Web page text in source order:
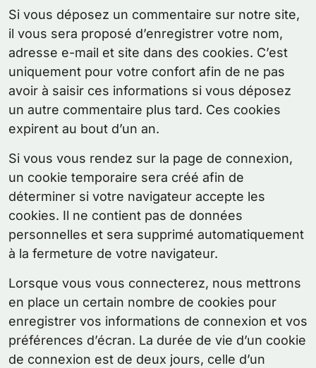
Si vous déposez un commentaire sur notre site,
il vous sera proposé d’enregistrer votre nom,
adresse e-mail et site dans des cookies. C’est
uniquement pour votre confort afin de ne pas
avoir à saisir ces informations si vous déposez
un autre commentaire plus tard. Ces cookies
expirent au bout d’un an.
Si vous vous rendez sur la page de connexion,
un cookie temporaire sera créé afin de
déterminer si votre navigateur accepte les
cookies. Il ne contient pas de données
personnelles et sera supprimé automatiquement
à la fermeture de votre navigateur.
Lorsque vous vous connecterez, nous mettrons
en place un certain nombre de cookies pour
enregistrer vos informations de connexion et vos
préférences d’écran. La durée de vie d’un cookie
de connexion est de deux jours, celle d’un